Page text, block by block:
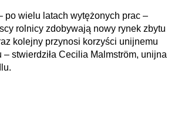
po wielu latach wytężonych prac –
rolnicy zdobywają nowy rynek zbytu
kolejny przynosi korzyści unijnemu
stwierdziła Cecilia Malmström, unijna